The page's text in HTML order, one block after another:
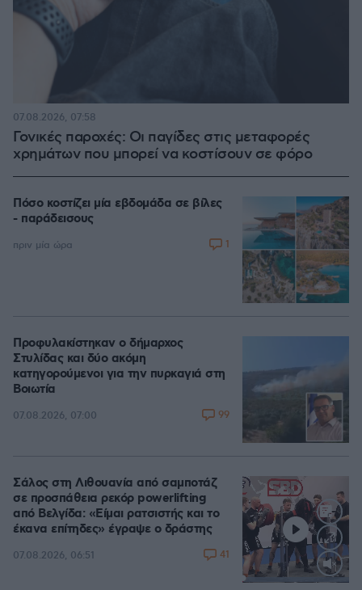
Γονικές παροχές: Οι παγίδες στις μεταφορές
χρημάτων που μπορεί να κοστίσουν σε φόρο
07.08.2026, 07:58
Πόσο κοστίζει μία εβδομάδα σε βίλες
- παράδεισους
πριν μία ώρα 1
Προφυλακίστηκαν ο δήμαρχος
Στυλίδας και δύο ακόμη
κατηγορούμενοι για την πυρκαγιά στη
Βοιωτία
07.08.2026, 07:00 99
Loaded
Σάλος στη Λιθουανία από σαμποτάζ
σε προσπάθεια ρεκόρ powerlifting
από Βελγίδα: «Είμαι ρατσιστής και το
έκανα επίτηδες» έγραψε ο δράστης
07.08.2026, 06:51 41